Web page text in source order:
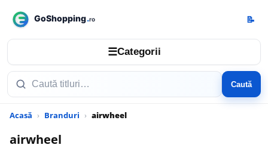
☰Categorii
Caută
📝
Acasă Branduri airwheel
airwheel